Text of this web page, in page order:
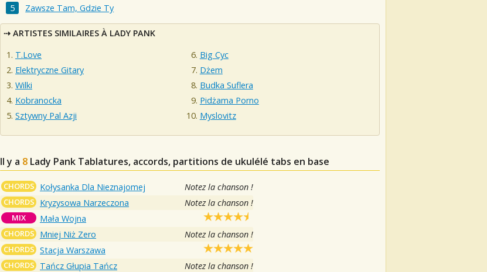
Zawsze Tam, Gdzie Ty
ARTISTES SIMILAIRES À LADY PANK
T.Love
Elektryczne Gitary
Wilki
Kobranocka
Sztywny Pal Azji
Big Cyc
Dżem
Budka Suflera
Pidżama Porno
Myslovitz
Il y a 8 Lady Pank Tablatures, accords, partitions de ukulélé tabs en base
CHORDS Kołysanka Dla Nieznajomej Notez la chanson !
CHORDS Kryzysowa Narzeczona Notez la chanson !
MIX Mała Wojna
CHORDS Mniej Niż Zero Notez la chanson !
CHORDS Stacja Warszawa
CHORDS Tańcz Głupia Tańcz Notez la chanson !